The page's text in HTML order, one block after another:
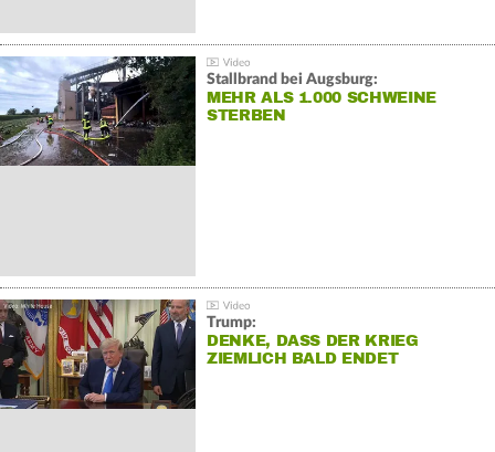
Stallbrand bei Augsburg:
MEHR ALS 1.000 SCHWEINE
STERBEN
Trump:
DENKE, DASS DER KRIEG
ZIEMLICH BALD ENDET